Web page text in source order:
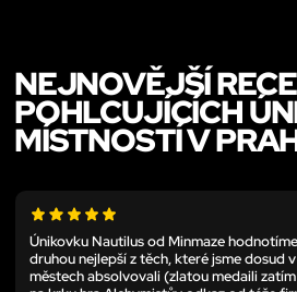
NEJNOVĚJŠÍ
POHLCUJÍCÍCH
MÍSTNOSTÍ V
Únikovku Nautilus od Minmaze
druhou nejlepší z těch, které jsme dosud
městech absolvovali (zlatou medaili